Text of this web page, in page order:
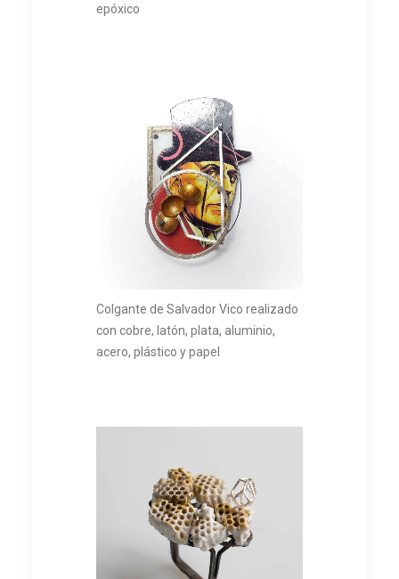
epóxico
Colgante de Salvador Vico realizado
con cobre, latón, plata, aluminio,
acero, plástico y papel